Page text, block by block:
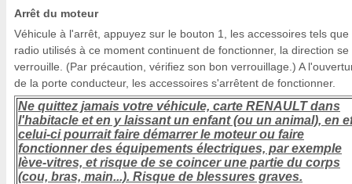
Arrêt du moteur
Véhicule à l'arrêt, appuyez sur le bouton 1, les accessoires tels que
radio utilisés à ce moment continuent de fonctionner, la direction se
verrouille. (Par précaution, vérifiez son bon verrouillage.) A
de la porte conducteur, les accessoires s'arrêtent de fonctionner.
Ne quittez jamais votre véhicule, carte RENAULT dans
l'habitacle et en y laissant un enfant (ou un animal), en
celui-ci pourrait faire démarrer le moteur ou faire
fonctionner des équipements électriques, par exemple
lève-vitres, et risque de se coincer une partie du corps
(cou, bras, main...). Risque de blessures graves.